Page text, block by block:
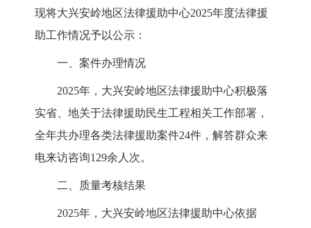
现将大兴安岭地区法律援助中心2025年度法律援
助工作情况予以公示：
一、案件办理情况
2025年，大兴安岭地区法律援助中心积极落
实省、地关于法律援助民生工程相关工作部署，
全年共办理各类法律援助案件24件，解答群众来
电来访咨询129余人次。
二、质量考核结果
2025年，大兴安岭地区法律援助中心依据